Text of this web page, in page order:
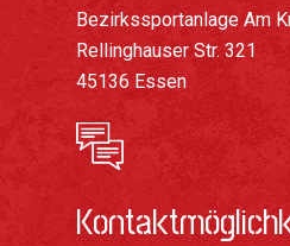
Bezirkssportanlage Am
Rellinghauser Str. 321
45136 Essen